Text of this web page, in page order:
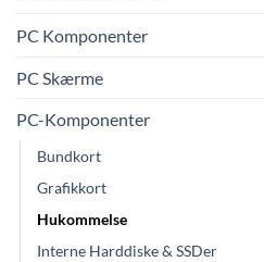
PC Komponenter
PC Skærme
PC-Komponenter
Bundkort
Grafikkort
Hukommelse
Interne Harddiske & SSDer